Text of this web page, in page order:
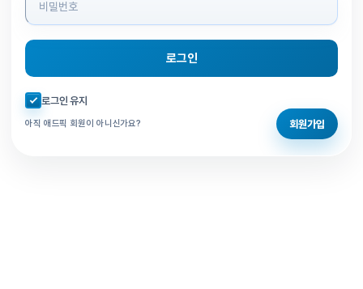
로그인
자동로그인 체크
로그인 유지
아직 애드픽 회원이 아니신가요? 회원가입